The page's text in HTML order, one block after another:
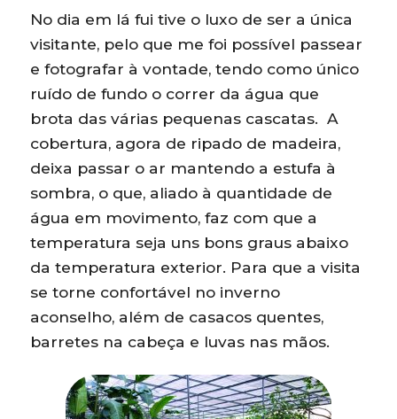
No dia em lá fui tive o luxo de ser a única
visitante, pelo que me foi possível passear
e fotografar à vontade, tendo como único
ruído de fundo o correr da água que
brota das várias pequenas cascatas. A
cobertura, agora de ripado de madeira,
deixa passar o ar mantendo a estufa à
sombra, o que, aliado à quantidade de
água em movimento, faz com que a
temperatura seja uns bons graus abaixo
da temperatura exterior. Para que a visita
se torne confortável no inverno
aconselho, além de casacos quentes,
barretes na cabeça e luvas nas mãos.